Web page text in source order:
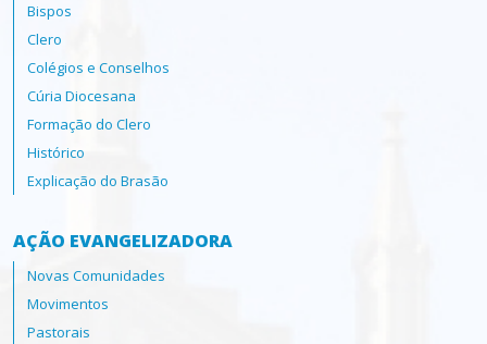
Bispos
Clero
Colégios e Conselhos
Cúria Diocesana
Formação do Clero
Histórico
Explicação do Brasão
AÇÃO EVANGELIZADORA
Novas Comunidades
Movimentos
Pastorais